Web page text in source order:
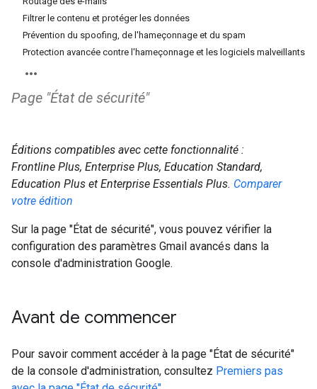
Filtrer le contenu et protéger les données
Prévention du spoofing, de l'hameçonnage et du spam
Protection avancée contre l'hameçonnage et les logiciels malveillants
Page "État de sécurité"
Éditions compatibles avec cette fonctionnalité :
Frontline Plus, Enterprise Plus, Education Standard,
Education Plus et Enterprise Essentials Plus. Comparer
votre édition
Sur la page "État de sécurité", vous pouvez vérifier la
configuration des paramètres Gmail avancés dans la
console d'administration Google.
Avant de commencer
Pour savoir comment accéder à la page "État de sécurité"
de la console d'administration, consultez Premiers pas